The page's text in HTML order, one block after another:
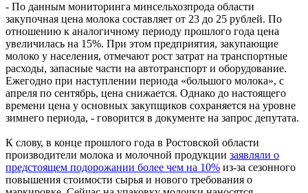
- По данным мониторинга минсельхозпрода области
закупочная цена молока составляет от 23 до 25 рублей. По
отношению к аналогичному периоду прошлого года цена
увеличилась на 15%. При этом предприятия, закупающие
молоко у населения, отмечают рост затрат на транспортные
расходы, запасные части на автотранспорт и оборудование.
Ежегодно при наступлении периода «большого молока», с
апреля по сентябрь, цена снижается. Однако до настоящего
времени цена у основных закупщиков сохраняется на уровне
зимнего периода, - говорится в документе на запрос депутата.
К слову, в конце прошлого года в Ростовской области
производители молока и молочной продукции заявляли о
предстоящем подорожании более чем на 10% из-за сезонного
повышения стоимости сырья и нового требования о